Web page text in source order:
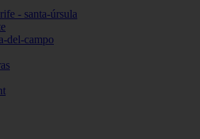
- santa-úrsula
del-campo